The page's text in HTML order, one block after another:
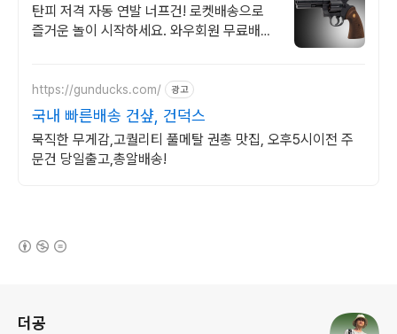
탄피 저격 자동 연발 너프건! 로켓배송으로
즐거운 놀이 시작하세요. 와우회원 무료배송
https://gunducks.com/ 광고
국내 빠른배송 건샾, 건덕스
묵직한 무게감,고퀄리티 풀메탈 권총 맛집, 오후5시이전 주
문건 당일출고,총알배송!
더공